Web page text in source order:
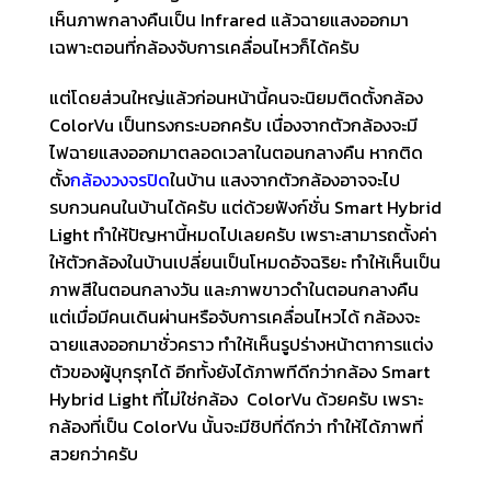
เห็นภาพกลางคืนเป็น Infrared แล้วฉายแสงออกมา
เฉพาะตอนที่กล้องจับการเคลื่อนไหวก็ได้ครับ
แต่โดยส่วนใหญ่แล้วก่อนหน้านี้คนจะนิยมติดตั้งกล้อง
ColorVu เป็นทรงกระบอกครับ เนื่องจากตัวกล้องจะมี
ไฟฉายแสงออกมาตลอดเวลาในตอนกลางคืน หากติด
ตั้งกล้องวงจรปิดในบ้าน แสงจากตัวกล้องอาจจะไป
รบกวนคนในบ้านได้ครับ แต่ด้วยฟังก์ชั่น Smart Hybrid
Light ทำให้ปัญหานี้หมดไปเลยครับ เพราะสามารถตั้งค่า
ให้ตัวกล้องในบ้านเปลี่ยนเป็นโหมดอัจฉริยะ ทำให้เห็นเป็น
ภาพสีในตอนกลางวัน และภาพขาวดำในตอนกลางคืน
แต่เมื่อมีคนเดินผ่านหรือจับการเคลื่อนไหวได้ กล้องจะ
ฉายแสงออกมาชั่วคราว ทำให้เห็นรูปร่างหน้าตาการแต่ง
ตัวของผู้บุกรุกได้ อีกทั้งยังได้ภาพทีดีกว่ากล้อง Smart
Hybrid Light ที่ไม่ใช่กล้อง ColorVu ด้วยครับ เพราะ
กล้องที่เป็น ColorVu นั้นจะมีชิปที่ดีกว่า ทำให้ได้ภาพที่
สวยกว่าครับ